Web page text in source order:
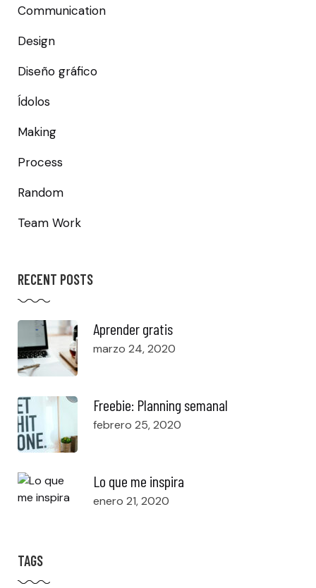
Communication
Design
Diseño gráfico
Ídolos
Making
Process
Random
Team Work
RECENT POSTS
Aprender gratis
marzo 24, 2020
Freebie: Planning semanal
febrero 25, 2020
Lo que me inspira
enero 21, 2020
TAGS